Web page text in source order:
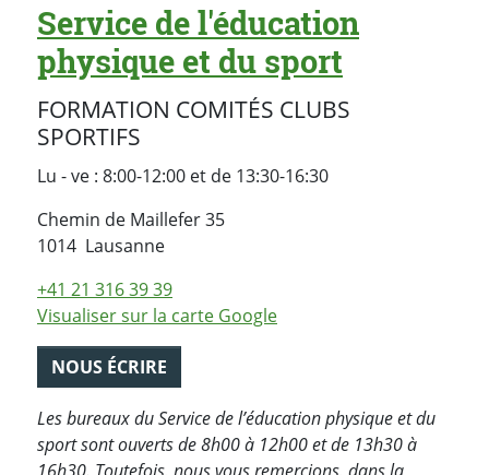
Service de l'éducation
physique et du sport
FORMATION COMITÉS CLUBS
SPORTIFS
Lu - ve : 8:00-12:00 et de 13:30-16:30
Chemin de Maillefer 35
1014 LausanneSuisse
+41 21 316 39 39
Visualiser sur la carte Google
NOUS ÉCRIRE
Les bureaux du Service de l’éducation physique et du
sport sont ouverts de 8h00 à 12h00 et de 13h30 à